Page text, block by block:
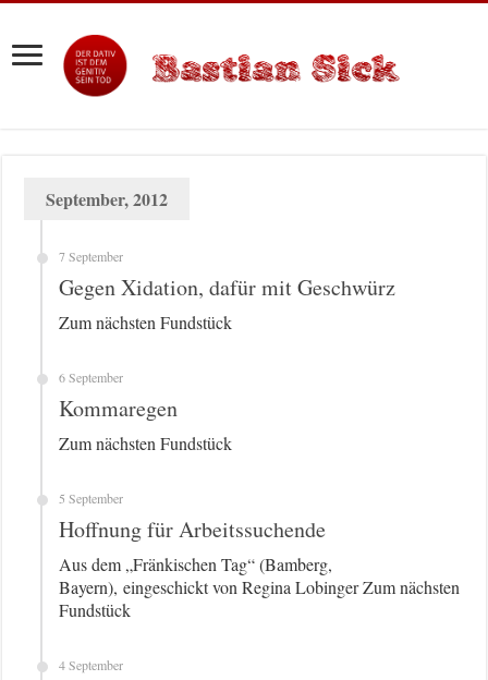
September, 2012
7 September
Gegen Xidation, dafür mit Geschwürz
Zum nächsten Fundstück
6 September
Kommaregen
Zum nächsten Fundstück
5 September
Hoffnung für Arbeitssuchende
Aus dem „Fränkischen Tag“ (Bamberg,
Bayern), eingeschickt von Regina Lobinger Zum nächsten
Fundstück
4 September